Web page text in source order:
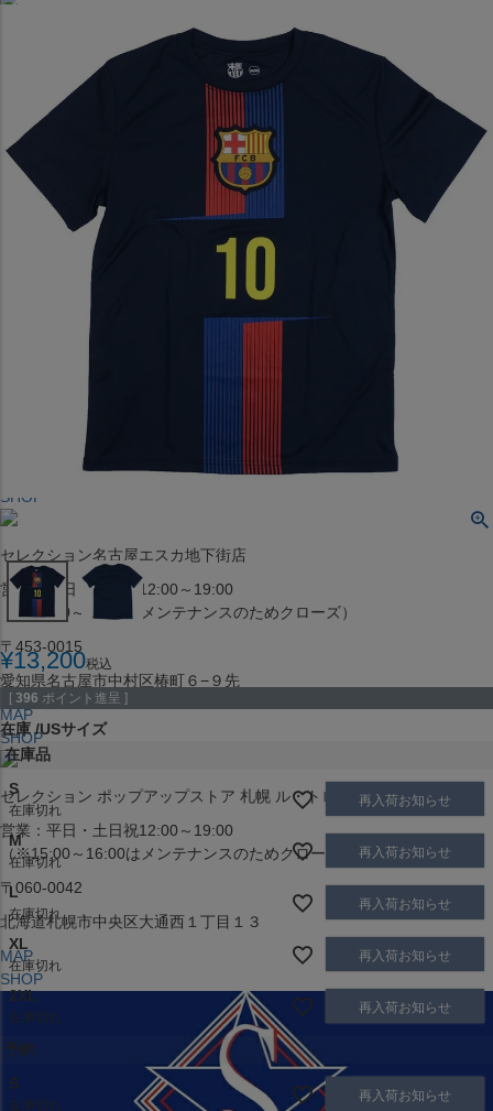
セレクション大阪店BIGSTEP 2F
営業：平日・土日祝12:00～19:00
〒542-008
大阪府大阪市中央区西心斎橋1丁目6番14号
TEL:06-4708-3300
JR水道橋駅西口店
東京都千代田区神田三崎町２丁目２２−１ 1F
SHOP
セレクション名古屋エスカ地下街店
営業：平日・土日祝12:00～19:00
（※15:00～16:00はメンテナンスのためクローズ）
〒453-0015
愛知県名古屋市中村区椿町６−９先
MAP
SHOP
セレクション ポップアップストア 札幌 ル・トロワ店
営業：平日・土日祝12:00～19:00
（※15:00～16:00はメンテナンスのためクローズ）
〒060-0042
北海道札幌市中央区大通西１丁目１３
MAP
SHOP
¥13,200税込
[ 396 ポイント進呈 ]
在庫 USサイズ
在庫品
S
在庫切れ
再入荷お知らせ
M
在庫切れ
再入荷お知らせ
L
在庫切れ
再入荷お知らせ
XL
在庫切れ
再入荷お知らせ
2XL
在庫切れ
再入荷お知らせ
予約
S
在庫切れ
再入荷お知らせ